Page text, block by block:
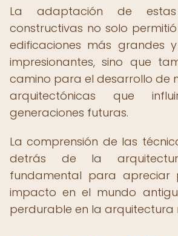
La adaptación de estas
constructivas no solo
edificaciones más grandes
impresionantes, sino que
camino para el desarrollo de
arquitectónicas que
generaciones futuras.
La comprensión de las
detrás de la
fundamental para apreciar
impacto en el mundo
perdurable en la arquitectura